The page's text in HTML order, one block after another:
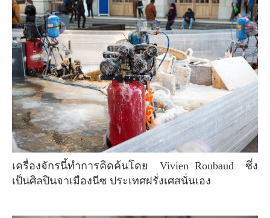
เครื่องจักรนี้ทำการคิดค้นโดย Vivien Roubaud ซึ่ง
เป็นศิลปินจาเมืองนีซ ประเทศฝรั่งเศสนั่นเอง